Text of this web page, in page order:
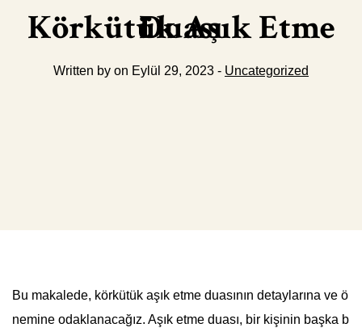
Körkütük Aşık Etme Duası
Written by on Eylül 29, 2023 - Uncategorized
Bu makalede, körkütük aşık etme duasının detaylarına ve ö
nemine odaklanacağız. Aşık etme duası, bir kişinin başka b